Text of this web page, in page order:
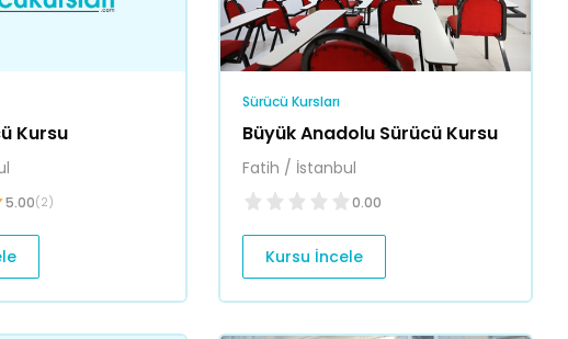
Kursu
5.00(2)
Sürücü Kursları
Büyük Anadolu Sürücü Kursu
Fatih / İstanbul
0.00
Kursu İncele